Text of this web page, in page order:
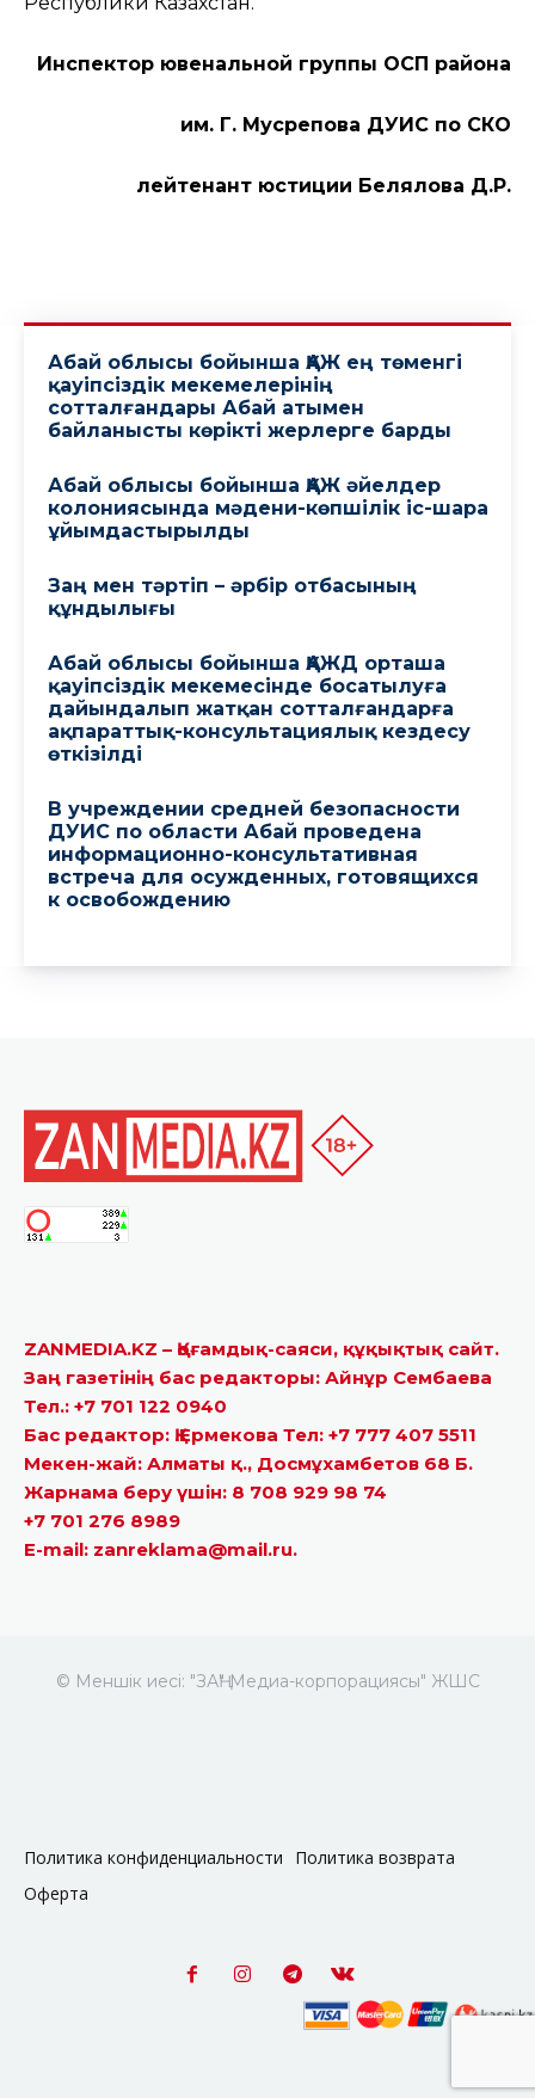
ZANMEDIA.KZ – Қоғамдық-саяси, құқықтық сайт.
Заң газетінің бас редакторы: Айнұр Сембаева
Тел.: +7 701 122 0940
Бас редактор: Қ.Ермекова Тел: +7 777 407 5511
Мекен-жай: Алматы қ., Досмұхамбетов 68 Б.
Жарнама беру үшін: 8 708 929 98 74
+7 701 276 8989
E-mail: zanreklama@mail.ru.
© Меншік иесі: "ЗАҢ" Медиа-корпорациясы" ЖШС
Политика конфиденциальности
Политика возврата
Оферта